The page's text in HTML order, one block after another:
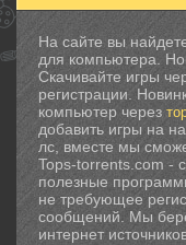
На сайте вы
для компьютера.
Скачивайте игры
регистрации.
компьютер через
добавить игры на
лс, вместе мы
Tops-torrents.com -
полезные
не требующее
сообщений. Мы
интернет